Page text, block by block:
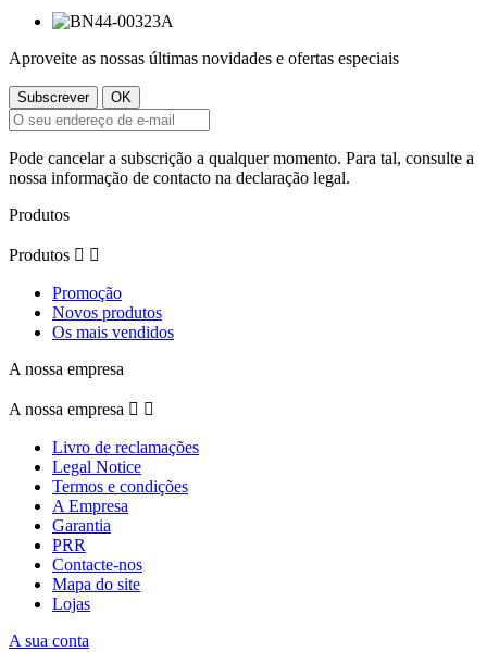
Aproveite as nossas últimas novidades e ofertas especiais
Pode cancelar a subscrição a qualquer momento. Para tal, consulte a
nossa informação de contacto na declaração legal.
Produtos
Produtos  
Promoção
Novos produtos
Os mais vendidos
A nossa empresa
A nossa empresa  
Livro de reclamações
Legal Notice
Termos e condições
A Empresa
Garantia
PRR
Contacte-nos
Mapa do site
Lojas
A sua conta